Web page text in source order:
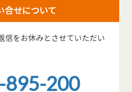
合せについて
信をお休みとさせていただい
895-200